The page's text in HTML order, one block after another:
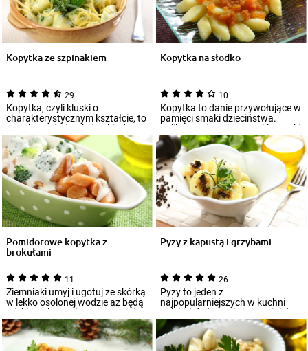
Kopytka ze szpinakiem
29
Kopytka, czyli kluski o
charakterystycznym kształcie, to
popularny dodatek do obiadu,
zwłaszcza d...
Kopytka na słodko
10
Kopytka to danie przywołujące w
pamięci smaki dzieciństwa.
Delikatne ziemniaczane kluseczki,
skąp...
Pomidorowe kopytka z
brokułami
11
Ziemniaki umyj i ugotuj ze skórką
w lekko osolonej wodzie aż będą
miękkie, ok 30 minut. Następnie...
Pyzy z kapustą i grzybami
26
Pyzy to jeden z
najpopularniejszych w kuchni
polskiej dań z mąki i ziemniaków.
Mają postać dużych...